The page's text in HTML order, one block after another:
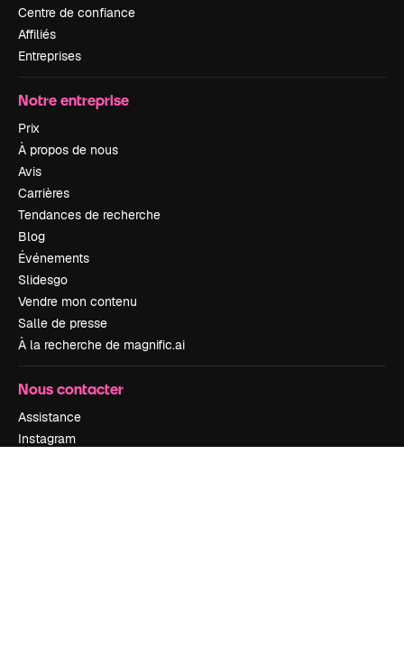
Centre de confiance
Affiliés
Entreprises
Notre entreprise
Prix
À propos de nous
Avis
Carrières
Tendances de recherche
Blog
Événements
Slidesgo
Vendre mon contenu
Salle de presse
À la recherche de magnific.ai
Nous contacter
Assistance
Instagram